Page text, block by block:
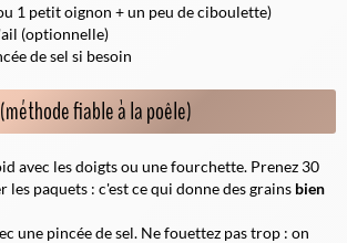
1 petit oignon + un peu de ciboulette)
(optionnelle)
de sel si besoin
fiable à la poêle)
avec les doigts ou une fourchette. Prenez 30
les paquets : c'est ce qui donne des grains bien
une pincée de sel. Ne fouettez pas trop : on